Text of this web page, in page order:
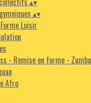
▴▾
Loisir
- Remise en forme - Zumba
Afro